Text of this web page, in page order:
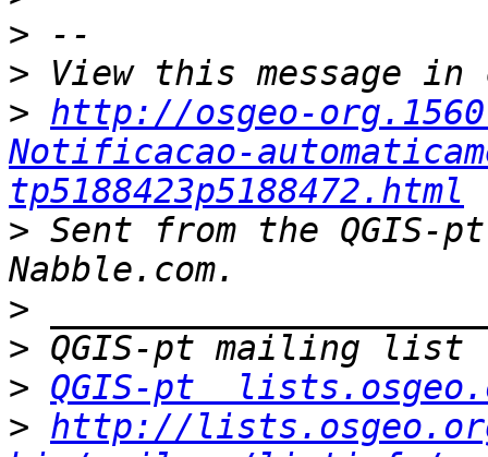
>
>
> http://osgeo-
Notificacao-
tp5188423p5188472.html
> Sent from the
>
>
> QGIS-pt
> http://